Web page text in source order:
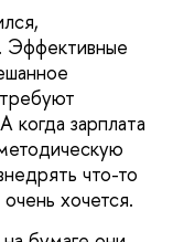
Эффективные
когда зарплата
что-то
хочется.